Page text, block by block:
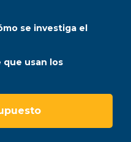
se investiga el
que usan los